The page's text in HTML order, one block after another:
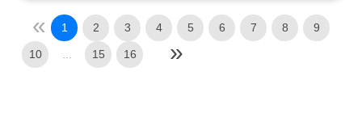
1 2 3 4 5 6 7 8 9
10 15 16